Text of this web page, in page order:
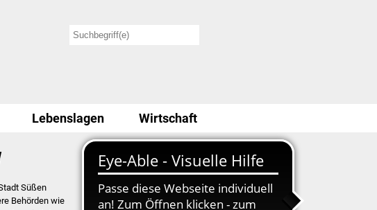
Lebenslagen Wirtschaft
Süßen
Behörden wie
Stellenausschreibung